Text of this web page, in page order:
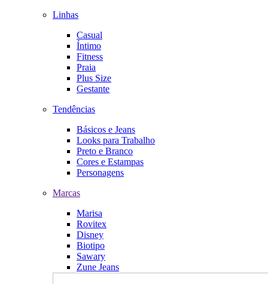
Linhas
Casual
Íntimo
Fitness
Praia
Plus Size
Gestante
Tendências
Básicos e Jeans
Looks para Trabalho
Preto e Branco
Cores e Estampas
Personagens
Marcas
Marisa
Rovitex
Disney
Biotipo
Sawary
Zune Jeans